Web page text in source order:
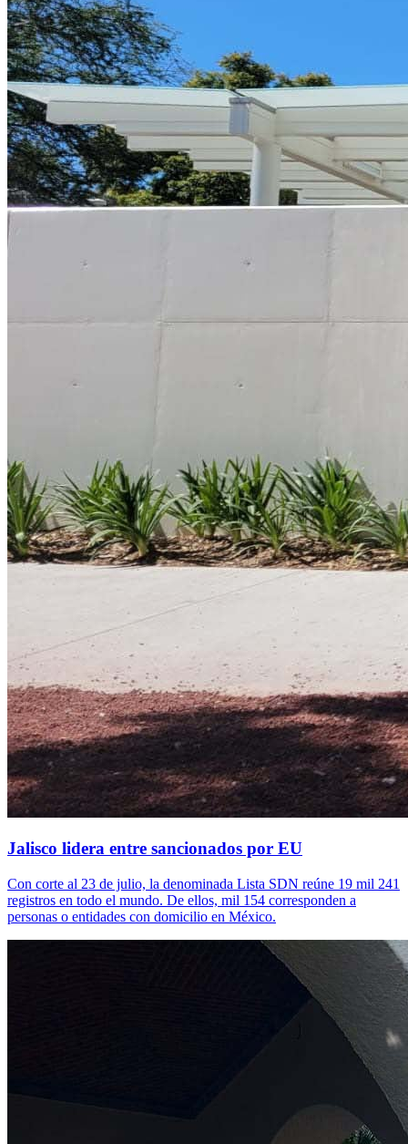
Jalisco lidera entre sancionados por EU
Con corte al 23 de julio, la denominada Lista SDN reúne 19 mil 241
registros en todo el mundo. De ellos, mil 154 corresponden a
personas o entidades con domicilio en México.